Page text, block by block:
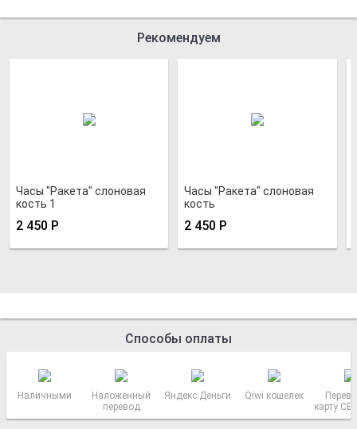
Рекомендуем
Часы "Ракета" слоновая
кость 1
2 450 Р
Часы "Ракета" слоновая
кость
2 450 Р
Способы оплаты
Наличными
Наложенный
перевод
Яндекс.Деньги Qiwi кошелек
карту